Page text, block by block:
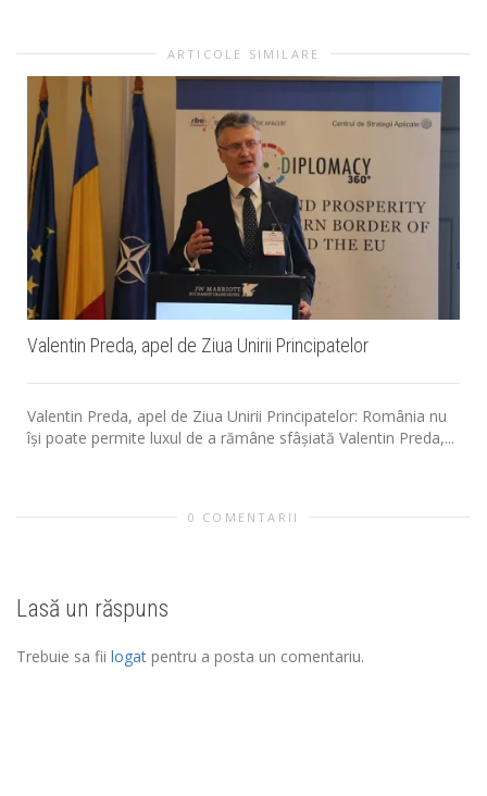
ARTICOLE SIMILARE
Valentin Preda, apel de Ziua Unirii Principatelor
Valentin Preda, apel de Ziua Unirii Principatelor: România nu
își poate permite luxul de a rămâne sfâșiată Valentin Preda,...
0 COMENTARII
Lasă un răspuns
Trebuie sa fii logat pentru a posta un comentariu.